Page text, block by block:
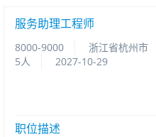
服务助理工程师
8000-9000 浙江省杭州市
5人
2027-10-29
职位描述